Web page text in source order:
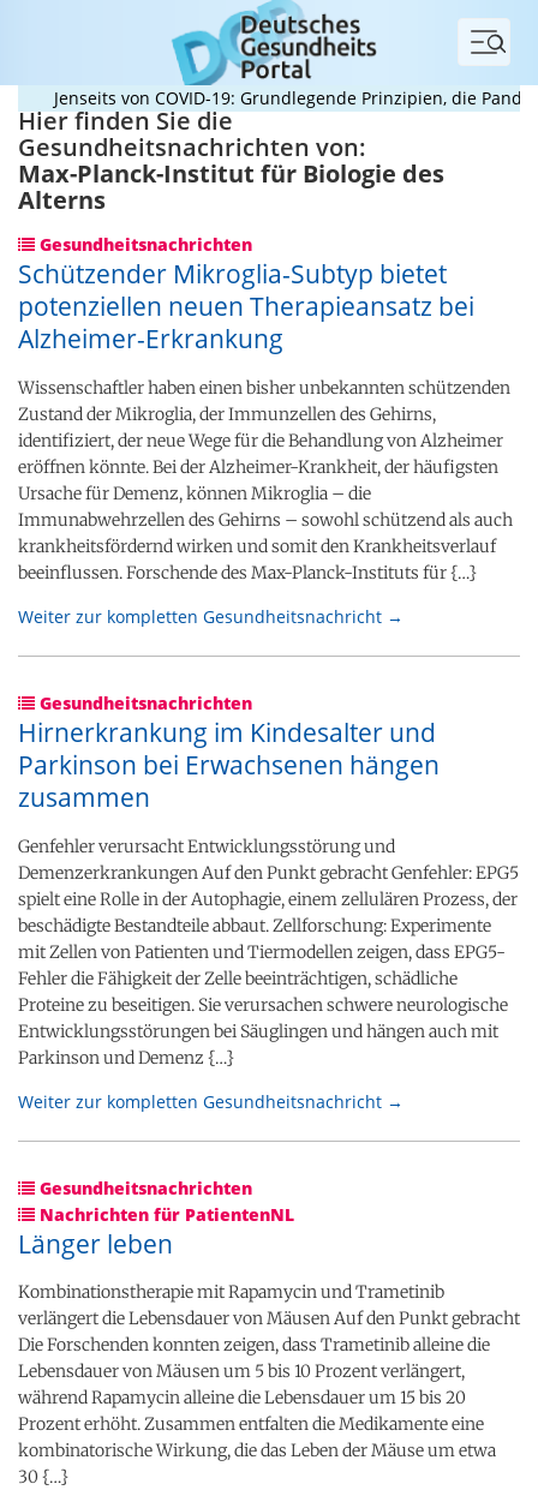
Menü
Jenseits von COVID-19: Grundlegende Prinzipien, die Pandemien
Hier finden Sie die
Gesundheitsnachrichten von:
Max-Planck-Institut für Biologie des
Alterns
Gesundheitsnachrichten
Schützender Mikroglia-Subtyp bietet
potenziellen neuen Therapieansatz bei
Alzheimer-Erkrankung
Wissenschaftler haben einen bisher unbekannten schützenden
Zustand der Mikroglia, der Immunzellen des Gehirns,
identifiziert, der neue Wege für die Behandlung von Alzheimer
eröffnen könnte. Bei der Alzheimer-Krankheit, der häufigsten
Ursache für Demenz, können Mikroglia – die
Immunabwehrzellen des Gehirns – sowohl schützend als auch
krankheitsfördernd wirken und somit den Krankheitsverlauf
beeinflussen. Forschende des Max-Planck-Instituts für {…}
Weiter zur kompletten Gesundheitsnachricht →
Gesundheitsnachrichten
Hirnerkrankung im Kindesalter und
Parkinson bei Erwachsenen hängen
zusammen
Genfehler verursacht Entwicklungsstörung und
Demenzerkrankungen Auf den Punkt gebracht Genfehler: EPG5
spielt eine Rolle in der Autophagie, einem zellulären Prozess, der
beschädigte Bestandteile abbaut. Zellforschung: Experimente
mit Zellen von Patienten und Tiermodellen zeigen, dass EPG5-
Fehler die Fähigkeit der Zelle beeinträchtigen, schädliche
Proteine zu beseitigen. Sie verursachen schwere neurologische
Entwicklungsstörungen bei Säuglingen und hängen auch mit
Parkinson und Demenz {…}
Weiter zur kompletten Gesundheitsnachricht →
Gesundheitsnachrichten
Nachrichten für PatientenNL
Länger leben
Kombinationstherapie mit Rapamycin und Trametinib
verlängert die Lebensdauer von Mäusen Auf den Punkt gebracht
Die Forschenden konnten zeigen, dass Trametinib alleine die
Lebensdauer von Mäusen um 5 bis 10 Prozent verlängert,
während Rapamycin alleine die Lebensdauer um 15 bis 20
Prozent erhöht. Zusammen entfalten die Medikamente eine
kombinatorische Wirkung, die das Leben der Mäuse um etwa
30 {…}